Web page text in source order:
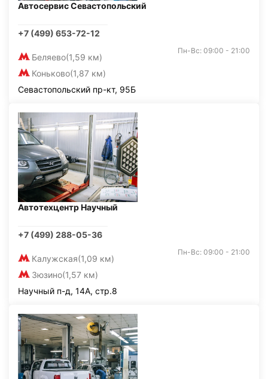
Автосервис Севастопольский
+7 (499) 653-72-12
Беляево(1,59 км)
Коньково(1,87 км)
Пн-Вс: 09:00 - 21:00
Севастопольский пр-кт, 95Б
Автотехцентр Научный
+7 (499) 288-05-36
Калужская(1,09 км)
Зюзино(1,57 км)
Пн-Вс: 09:00 - 21:00
Научный п-д, 14А, стр.8